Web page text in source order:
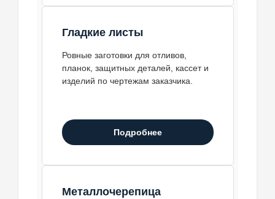
Гладкие листы
Ровные заготовки для отливов,
планок, защитных деталей, кассет и
изделий по чертежам заказчика.
Подробнее
Металлочерепица